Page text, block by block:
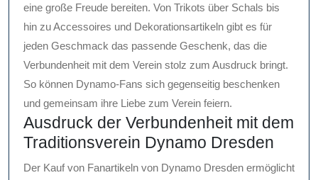
eine große Freude bereiten. Von Trikots über Schals bis
hin zu Accessoires und Dekorationsartikeln gibt es für
jeden Geschmack das passende Geschenk, das die
Verbundenheit mit dem Verein stolz zum Ausdruck bringt.
So können Dynamo-Fans sich gegenseitig beschenken
und gemeinsam ihre Liebe zum Verein feiern.
Ausdruck der Verbundenheit mit dem
Traditionsverein Dynamo Dresden
Der Kauf von Fanartikeln von Dynamo Dresden ermöglicht